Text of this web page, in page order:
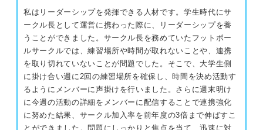
私はリーダーシップを発揮できる人材です。学生時代にサ
ークル長として運営に携わった際に、リーダーシップを養
うことができました。サークル長を務めていたフットボー
ルサークルでは、練習場所や時間が取れないことや、連携
を取り切れていないことが問題でした。そこで、大学生側
に掛け合い週に2回の練習場所を確保し、時間を決め活動す
るようにメンバーに声掛けを行いました。さらに週末明け
に今週の活動の詳細をメンバーに配信することで連携強化
に努めた結果、サークル加入率を前年度の3倍まで伸ばすこ
とができました。問題にしっかりと焦点を当て、迅速に対